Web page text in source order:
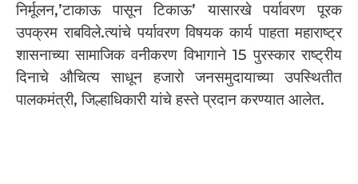
निर्मूलन,’टाकाऊ पासून टिकाऊ’ यासारखे पर्यावरण पूरक
उपक्रम राबविले.त्यांचे पर्यावरण विषयक कार्य पाहता महाराष्ट्र
शासनाच्या सामाजिक वनीकरण विभागाने 15 पुरस्कार राष्ट्रीय
दिनाचे औचित्य साधून हजारो जनसमुदायाच्या उपस्थितीत
पालकमंत्री, जिल्हाधिकारी यांचे हस्ते प्रदान करण्यात आलेत.